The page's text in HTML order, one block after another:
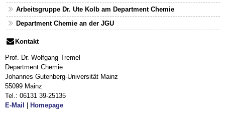
Arbeitsgruppe Dr. Ute Kolb am Department Chemie
Department Chemie an der JGU
Kontakt
Prof. Dr. Wolfgang Tremel
Department Chemie
Johannes Gutenberg-Universität Mainz
55099 Mainz
Tel.: 06131 39-25135
E-Mail
Homepage